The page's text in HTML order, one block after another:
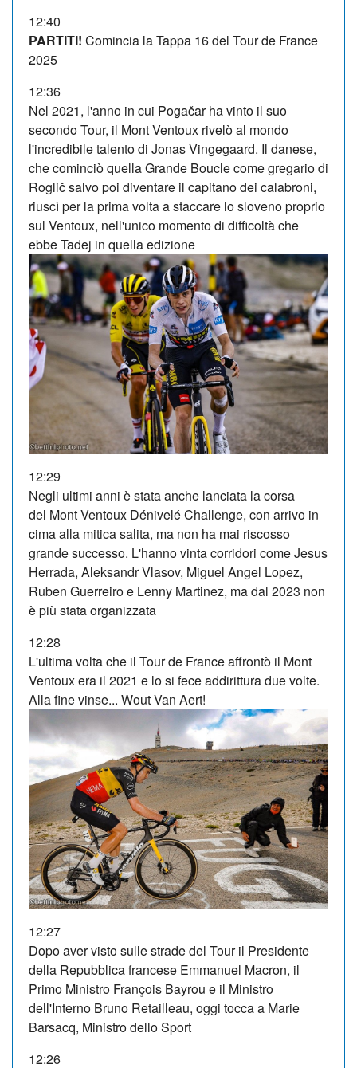
12:40
PARTITI! Comincia la Tappa 16 del Tour de France
2025
12:36
Nel 2021, l'anno in cui Pogačar ha vinto il suo
secondo Tour, il Mont Ventoux rivelò al mondo
l'incredibile talento di Jonas Vingegaard. Il danese,
che cominciò quella Grande Boucle come gregario di
Roglič salvo poi diventare il capitano dei calabroni,
riuscì per la prima volta a staccare lo sloveno proprio
sul Ventoux, nell'unico momento di difficoltà che
ebbe Tadej in quella edizione
12:29
Negli ultimi anni è stata anche lanciata la corsa
del Mont Ventoux Dénivelé Challenge, con arrivo in
cima alla mitica salita, ma non ha mai riscosso
grande successo. L'hanno vinta corridori come Jesus
Herrada, Aleksandr Vlasov, Miguel Angel Lopez,
Ruben Guerreiro e Lenny Martinez, ma dal 2023 non
è più stata organizzata
12:28
L'ultima volta che il Tour de France affrontò il Mont
Ventoux era il 2021 e lo si fece addirittura due volte.
Alla fine vinse... Wout Van Aert!
12:27
Dopo aver visto sulle strade del Tour il Presidente
della Repubblica francese Emmanuel Macron, il
Primo Ministro François Bayrou e il Ministro
dell'Interno Bruno Retailleau, oggi tocca a Marie
Barsacq, Ministro dello Sport
12:26